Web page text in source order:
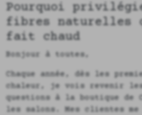
Pourquoi
fibres naturelles
fait chaud
Bonjour à toutes,
Chaque année, dès les
chaleur, je vois revenir les
questions à la boutique de
les salons. Mes clientes